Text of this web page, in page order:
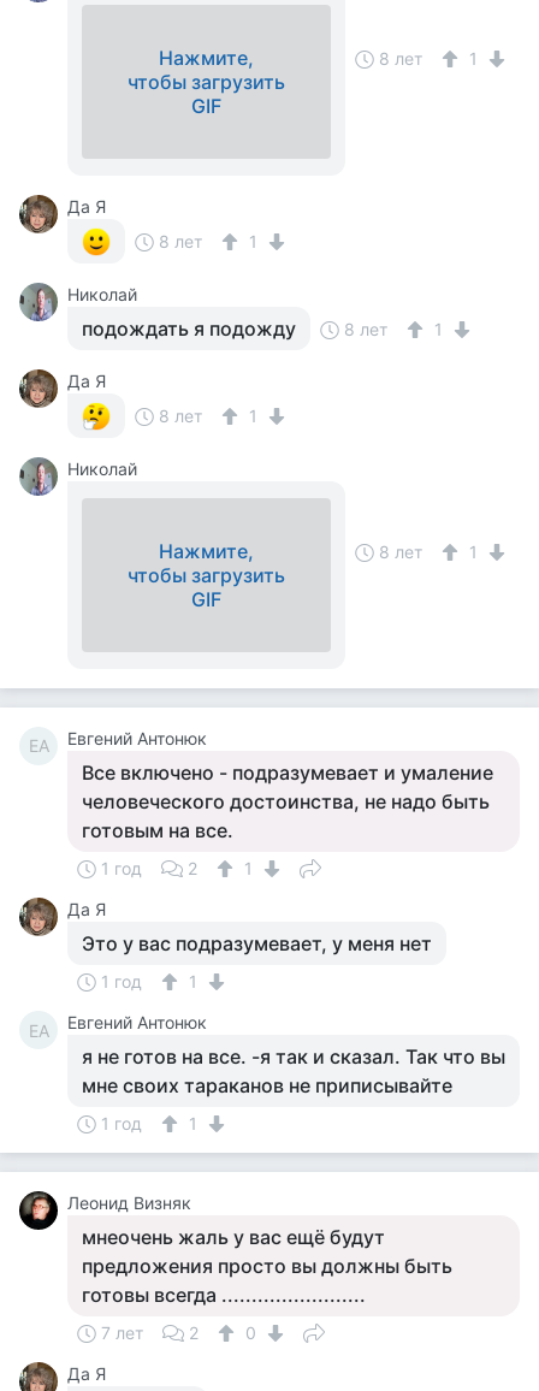
Нажмите,
чтобы загрузить
GIF
8 лет 1
Да Я
8 лет
1
Николай
подождать я подожду 8 лет 1
Да Я
8 лет
1
Николай
Нажмите,
чтобы загрузить
GIF
8 лет 1
ЕА Евгений Антонюк
Все включено - подразумевает и умаление
человеческого достоинства, не надо быть
готовым на все.
1 год 2
1
Да Я
Это у вас подразумевает, у меня нет
1 год 1
ЕА Евгений Антонюк
я не готов на все. -я так и сказал. Так что вы
мне своих тараканов не приписывайте
1 год 1
Леонид Визняк
мнеочень жаль у вас ещё будут
предложения просто вы должны быть
готовы всегда ........................
7 лет 2
0
Да Я